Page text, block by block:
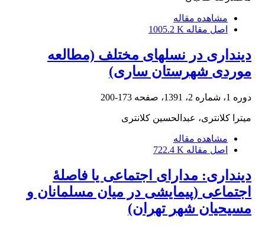
مشاهده مقاله
اصل مقاله 1005.2 K
دینداری در نسلهای مختلف (مطالعه
موردی شهرستان ساری)
دوره 1، شماره 2، 1391، صفحه 173-200
میترا کلانتری، عبدالحسین کلانتری
مشاهده مقاله
اصل مقاله 722.4 K
دینداری: مدارای اجتماعی یا فاصلۀ
اجتماعی (پیمایشی در میان مسلمانان و
مسیحیان شهر تهران)